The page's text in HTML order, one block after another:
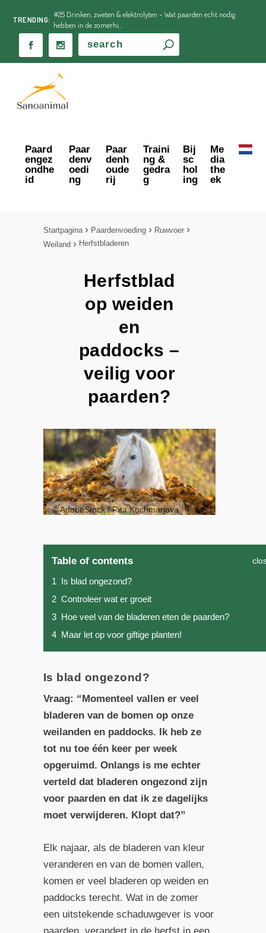
TRENDING:
#25 Drinken, zweten & elektrolyten – Wat paarden echt nodig
hebben in de zomerhi...
Paard
engez
ondhe
id
Paar
denv
oedi
ng
Paar
denh
oude
rij
Traini
ng &
gedra
g
Bij
sc
hol
ing
Me
dia
the
ek
Startpagina Paardenvoeding
Ruwvoer
Weiland
Herfstbladeren
Herfstblad
op weiden
en
paddocks –
veilig voor
paarden?
© AdobeStock / Rita Kochmarjova
Table of contents
1 Is blad ongezond?
2 Controleer wat er groeit
3 Hoe veel van de bladeren eten de paarden?
4 Maar let op voor giftige planten!
Is blad ongezond?
Vraag: “Momenteel vallen er veel
bladeren van de bomen op onze
weilanden en paddocks. Ik heb ze
tot nu toe één keer per week
opgeruimd. Onlangs is me echter
verteld dat bladeren ongezond zijn
voor paarden en dat ik ze dagelijks
moet verwijderen. Klopt dat?”
Elk najaar, als de bladeren van kleur
veranderen en van de bomen vallen,
komen er veel bladeren op weiden en
paddocks terecht. Wat in de zomer
een uitstekende schaduwgever is voor